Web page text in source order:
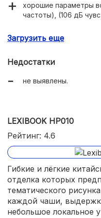
хорошие параметры
частоты), (106 дБ
прорезиненными
Загрузить еще
Недостатки
не выявлены.
LEXIBOOK HP010
Рейтинг: 4.6
Гибкие и лёгкие
отделка которых
тематического
каждой чаши,
небольшое локальное